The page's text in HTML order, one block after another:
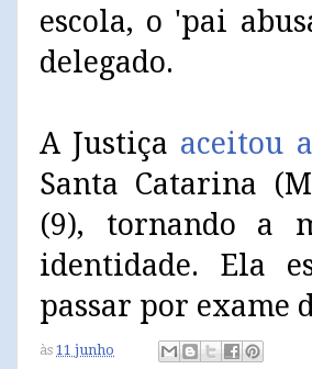
escola, o 'pai
delegado.
A Justiça aceitou
Santa Catarina
(9), tornando a
identidade. Ela
passar por exame
às 11 junho